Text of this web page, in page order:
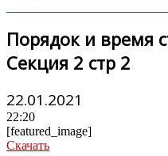
Порядок и время
Секция 2 стр 2
22.01.2021
22:20
[featured_image]
Скачать